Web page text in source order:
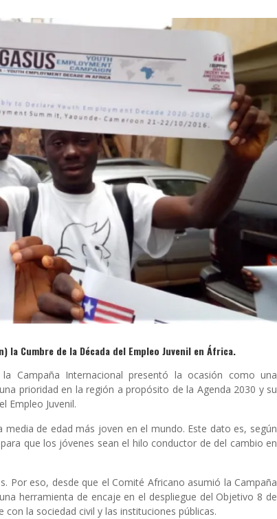
la Cumbre de la Década del Empleo Juvenil en África.
Campaña Internacional presentó la ocasión como una
prioridad en la región a propósito de la Agenda 2030 y su
Empleo Juvenil.
de edad más joven en el mundo. Este dato es, según
que los jóvenes sean el hilo conductor de del cambio en
Por eso, desde que el Comité Africano asumió la Campaña
herramienta de encaje en el despliegue del Objetivo 8 de
la sociedad civil y las instituciones públicas.